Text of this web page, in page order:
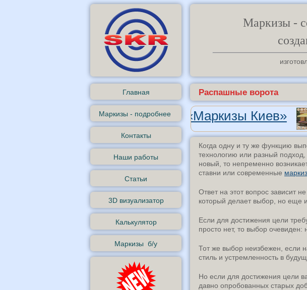
Маркизы -
Главная
Маркизы - подробнее
Контакты
Наши работы
Статьи
3D визуализатор
Калькулятор
Маркизы б/у
Распашные ворота
Андроид-приложение «Маркизы Киев»
Когда одну и ту же функцию
технологию или разный
новый, то непременно
ставни или современные
Ответ на этот вопрос зависит
который делает выбор, но еще и
Если для достижения цели
просто нет, то выбор
Тот же выбор неизбежен, если
стиль и устремленность в
Но если для достижения цели
давно опробованных старых